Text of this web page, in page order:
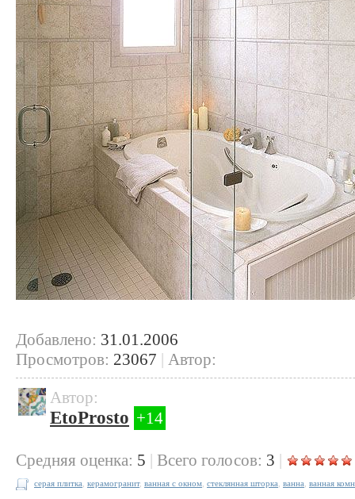
Добавлено: 31.01.2006
Просмотров: 23067 | Автор:
Автор:
EtoProsto +14
Cредняя оценка: 5 | Всего голосов: 3 |
серая плитка керамогранит, ванная с окном стеклянная шторка ванна ванная